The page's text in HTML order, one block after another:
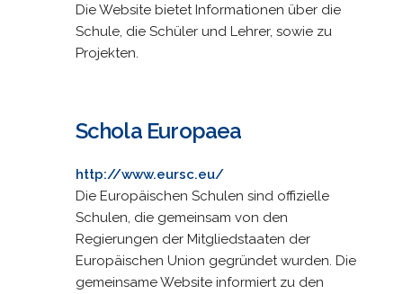
Die Website bietet Informationen über die
Schule, die Schüler und Lehrer, sowie zu
Projekten.
Schola Europaea
http://www.eursc.eu/
Die Europäischen Schulen sind offizielle
Schulen, die gemeinsam von den
Regierungen der Mitgliedstaaten der
Europäischen Union gegründet wurden. Die
gemeinsame Website informiert zu den